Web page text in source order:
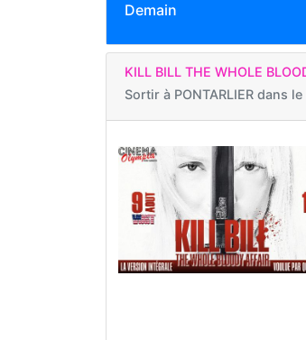
Demain
KILL BILL THE WHOLE
Sortir à PONTARLIER dans